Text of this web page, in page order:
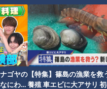
ゴヤの
にわ実
【特集】篠島の漁業を救
養殖 車エビに大アサリ
くない」初の三重県でよもや
の“緊急事態” 山中に響いたスタ
ッフの声「避難！」